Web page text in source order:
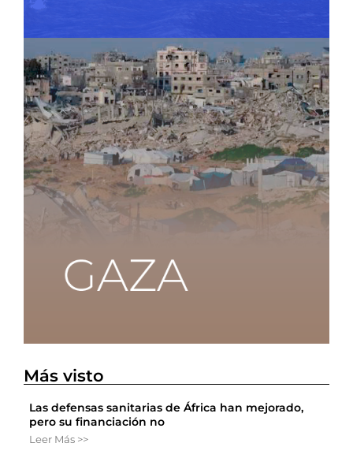
Más visto
Las defensas sanitarias de África han mejorado,
pero su financiación no
Leer Más >>